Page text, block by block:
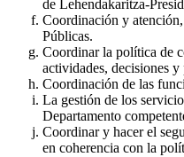
de Lehendakaritza-
Coordinación y
Públicas.
Coordinar la política de
actividades, decisiones
Coordinación de las
La gestión de los
Departamento
Coordinar y hacer el
en coherencia con la